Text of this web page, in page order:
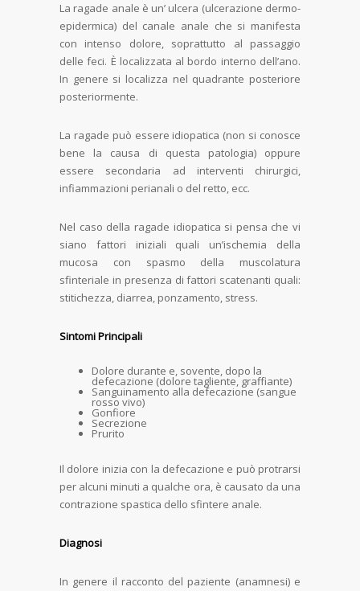
La ragade anale è un’ ulcera (ulcerazione dermo-
epidermica) del canale anale che si manifesta
con intenso dolore, soprattutto al passaggio
delle feci. È localizzata al bordo interno dell’ano.
In genere si localizza nel quadrante posteriore
posteriormente.
La ragade può essere idiopatica (non si conosce
bene la causa di questa patologia) oppure
essere secondaria ad interventi chirurgici,
infiammazioni perianali o del retto, ecc.
Nel caso della ragade idiopatica si pensa che vi
siano fattori iniziali quali un’ischemia della
mucosa con spasmo della muscolatura
sfinteriale in presenza di fattori scatenanti quali:
stitichezza, diarrea, ponzamento, stress.
Sintomi Principali
Dolore durante e, sovente, dopo la
defecazione (dolore tagliente, graffiante)
Sanguinamento alla defecazione (sangue
rosso vivo)
Gonfiore
Secrezione
Prurito
Il dolore inizia con la defecazione e può protrarsi
per alcuni minuti a qualche ora, è causato da una
contrazione spastica dello sfintere anale.
Diagnosi
In genere il racconto del paziente (anamnesi) e